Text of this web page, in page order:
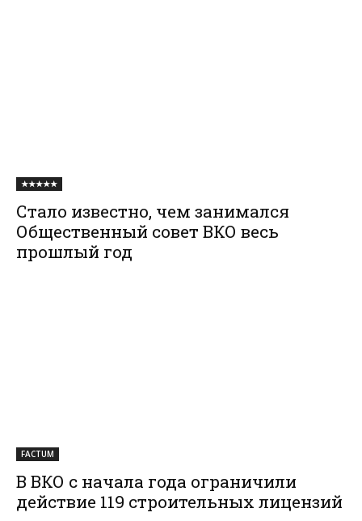
★★★★★
Стало известно, чем занимался
Общественный совет ВКО весь
прошлый год
FACTUM
В ВКО с начала года ограничили
действие 119 строительных лицензий